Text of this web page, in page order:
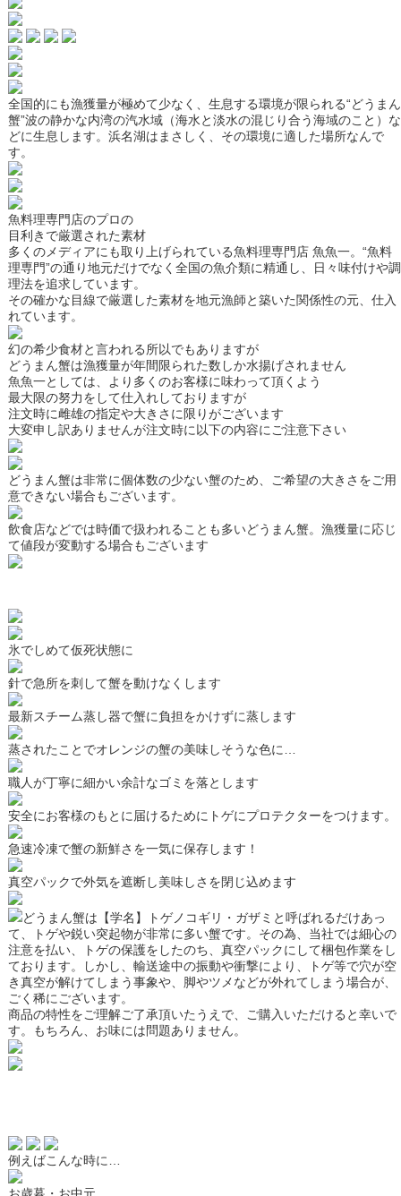
全国的にも漁獲量が極めて少なく、生息する環境が限られる“どうまん
蟹”波の静かな内湾の汽水域（海水と淡水の混じり合う海域のこと）な
どに生息します。浜名湖はまさしく、その環境に適した場所なんで
す。
魚料理専門店のプロの
目利きで厳選された素材
多くのメディアにも取り上げられている魚料理専門店 魚魚一。“魚料
理専門”の通り地元だけでなく全国の魚介類に精通し、日々味付けや調
理法を追求しています。
その確かな目線で厳選した素材を地元漁師と築いた関係性の元、仕入
れています。
幻の希少食材と言われる所以でもありますが
どうまん蟹は漁獲量が年間限られた数しか水揚げされません
魚魚一としては、より多くのお客様に味わって頂くよう
最大限の努力をして仕入れしておりますが
注文時に雌雄の指定や大きさに限りがございます
大変申し訳ありませんが注文時に以下の内容に ご注意下さい
どうまん蟹は非常に個体数の少ない蟹のため、ご希望の大きさをご用
意できない場合もございます。
飲食店などでは時価で扱われることも多いどうまん蟹。漁獲量に応じ
て値段が変動する場合もございます
氷でしめて仮死状態に
針で急所を刺して蟹を動けなくします
最新スチーム蒸し器で蟹に負担をかけずに蒸します
蒸されたことでオレンジの蟹の美味しそうな色に…
職人が丁寧に細かい余計なゴミを落とします
安全にお客様のもとに届けるためにトゲにプロテクターをつけます。
急速冷凍で蟹の新鮮さを一気に保存します！
真空パックで外気を遮断し美味しさを閉じ込めます
どうまん蟹は【学名】トゲノコギリ・ガザミと呼ばれるだけあっ
て、
トゲや鋭い突起物が非常に多い蟹です。 その為、当社では細心の
注意を払い、トゲの保護をしたのち、真空パックにして梱包作業をし
ております。しかし、輸送途中の振動や衝撃により、トゲ等で穴が空
き真空が解けてしまう事象や、脚やツメなどが外れてしまう場合が、
ごく稀にございます。
商品の特性をご理解ご了承頂いたうえで、ご購入いただけると幸いで
す。
もちろん、お味には問題ありません。
例えばこんな時に…